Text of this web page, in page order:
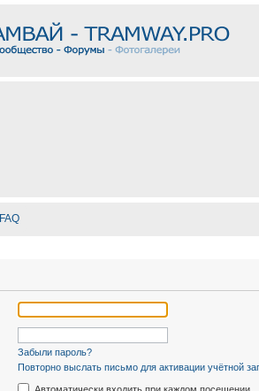
FAQ
Забыли пароль?
Повторно выслать письмо для активации учётной